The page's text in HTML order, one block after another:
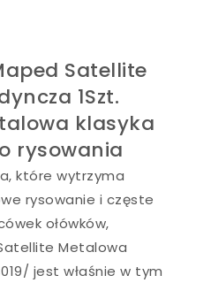
Satellite
1Szt.
klasyka
rysowania
które wytrzyma
rysowanie i częste
ołówków,
Metalowa
jest właśnie w tym